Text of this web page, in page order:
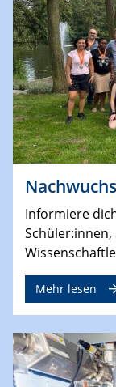
Informiere
Mehr lesen